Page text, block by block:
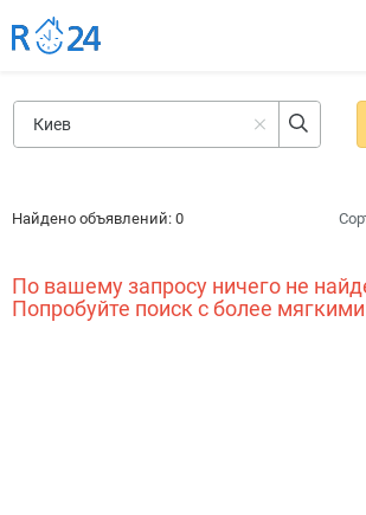
Найдено объявлений: 0
По вашему запросу ничего не
Попробуйте поиск с более